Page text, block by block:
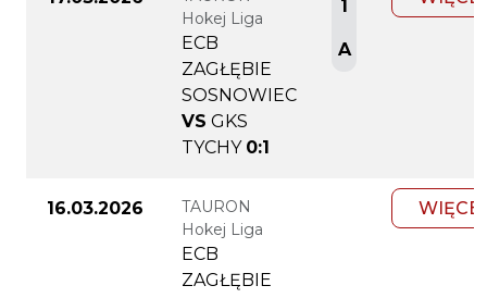
Hokej Liga
ECB
ZAGŁĘBIE
SOSNOWIEC
VS GKS
TYCHY 0:1
1
A
16.03.2026
TAURON
Hokej Liga
ECB
ZAGŁĘBIE